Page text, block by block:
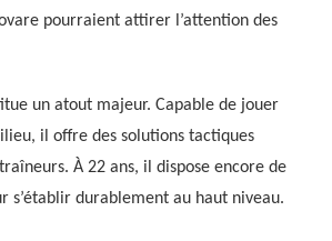
pourraient attirer l’attention des
un atout majeur. Capable de jouer
il offre des solutions tactiques
À 22 ans, il dispose encore de
s’établir durablement au haut niveau.